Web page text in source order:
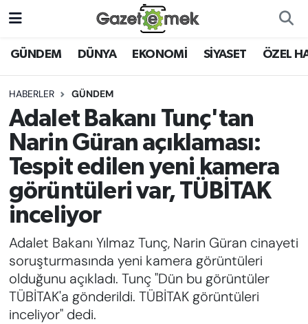
GÜNDEM DÜNYA EKONOMİ SİYASET ÖZEL
HABERLER GÜNDEM
Adalet Bakanı Tunç'tan
Narin Güran açıklaması:
Tespit edilen yeni kamera
görüntüleri var, TÜBİTAK
inceliyor
Adalet Bakanı Yılmaz Tunç, Narin Güran cinayeti
soruşturmasında yeni kamera görüntüleri
olduğunu açıkladı. Tunç "Dün bu görüntüler
TÜBİTAK'a gönderildi. TÜBİTAK görüntüleri
inceliyor" dedi.
DÜNYA
EKONOMİ
EMEK HABERLERİ
YENİ MEDYADA EMEK
GAZETECİLİĞİNİ GELİŞTİRMEK
FAYDALI BİLGİLER
GÜNDEM
EĞİTİM
KADIN
Nöbetçi Eczaneler
Hava Durumu
İstanbul Namaz Vakitleri
Trafik Durumu
Süper Lig Puan Durumu ve Fikstür
Tüm Manşetler
Son Dakika Haberleri
Haber Arşivi